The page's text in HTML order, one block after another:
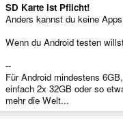
SD Karte ist Pflicht!
Anders kannst du keine
Wenn du Android testen
--
Für Android mindestens
einfach 2x 32GB oder so
mehr die Welt...